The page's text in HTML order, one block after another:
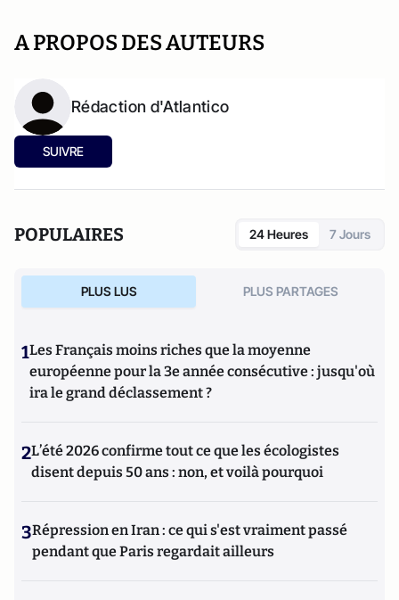
A PROPOS DES AUTEURS
Rédaction d'Atlantico
SUIVRE
POPULAIRES 24 Heures 7 Jours
PLUS LUS PLUS PARTAGES
1Les Français moins riches que la moyenne
européenne pour la 3e année consécutive : jusqu'où
ira le grand déclassement ?
2L’été 2026 confirme tout ce que les écologistes
disent depuis 50 ans : non, et voilà pourquoi
3Répression en Iran : ce qui s'est vraiment passé
pendant que Paris regardait ailleurs